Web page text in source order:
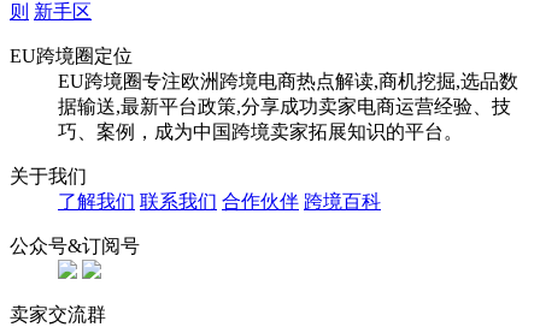
则 新手区
EU跨境圈定位
EU跨境圈专注欧洲跨境电商热点解读,商机挖掘,选品数
据输送,最新平台政策,分享成功卖家电商运营经验、技
巧、案例，成为中国跨境卖家拓展知识的平台。
关于我们
了解我们 联系我们 合作伙伴 跨境百科
公众号&订阅号
卖家交流群